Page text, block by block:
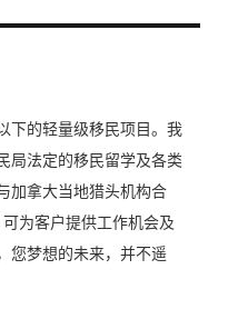
下的轻量级移民项目。我
局法定的移民留学及各类
加拿大当地猎头机构合
为客户提供工作机会及
您梦想的未来，并不遥